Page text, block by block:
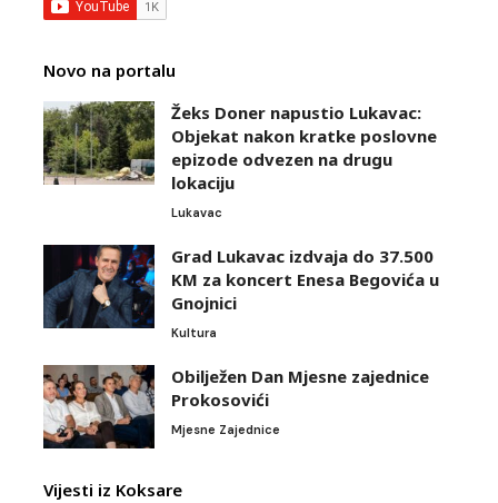
Novo na portalu
Žeks Doner napustio Lukavac:
Objekat nakon kratke poslovne
epizode odvezen na drugu
lokaciju
Lukavac
Grad Lukavac izdvaja do 37.500
KM za koncert Enesa Begovića u
Gnojnici
Kultura
Obilježen Dan Mjesne zajednice
Prokosovići
Mjesne Zajednice
Vijesti iz Koksare